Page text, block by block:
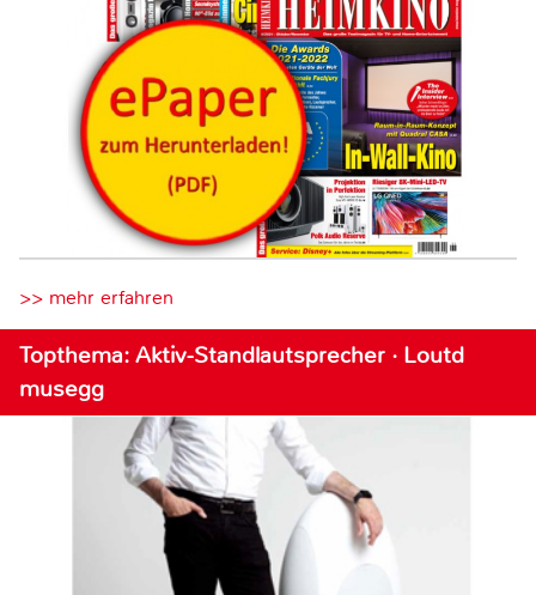
>> mehr erfahren
Topthema: Aktiv-Standlautsprecher · Loutd
musegg